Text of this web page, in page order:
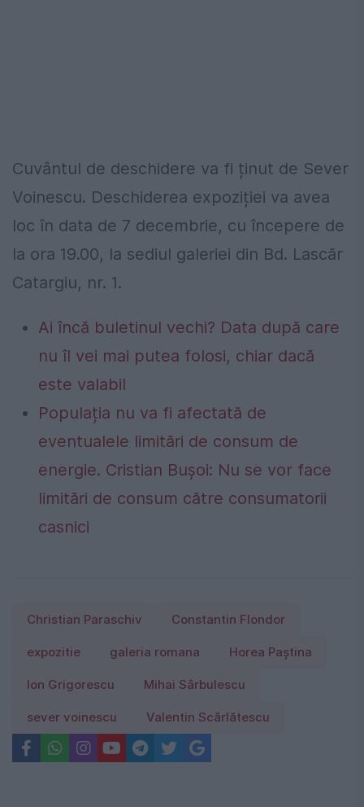
Cuvântul de deschidere va fi ținut de Sever
Voinescu. Deschiderea expoziției va avea
loc în data de 7 decembrie, cu începere de
la ora 19.00, la sediul galeriei din Bd. Lascăr
Catargiu, nr. 1.
Ai încă buletinul vechi? Data după care
nu îl vei mai putea folosi, chiar dacă
este valabil
Populația nu va fi afectată de
eventualele limitări de consum de
energie. Cristian Bușoi: Nu se vor face
limitări de consum către consumatorii
casnici
Christian Paraschiv Constantin Flondor
expozitie galeria romana Horea Paștina
Ion Grigorescu Mihai Sârbulescu
sever voinescu Valentin Scărlătescu